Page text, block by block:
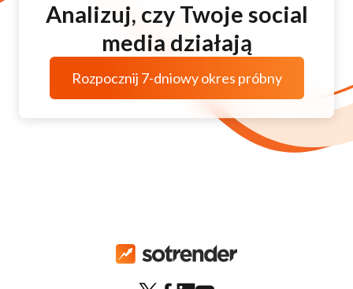
Analizuj, czy Twoje social
media działają
Rozpocznij 7-dniowy okres próbny